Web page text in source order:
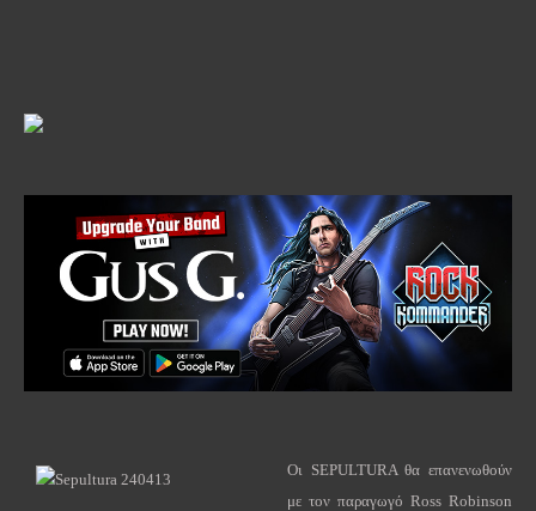
Οι SEPULTURA θα επανενωθούν
με τον παραγωγό Ross Robinson